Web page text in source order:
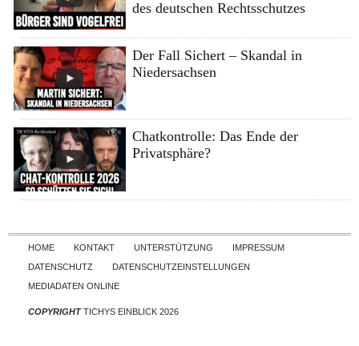
des deutschen Rechtsschutzes
Der Fall Sichert – Skandal in
Niedersachsen
Chatkontrolle: Das Ende der
Privatsphäre?
Skip to content
HOME KONTAKT UNTERSTÜTZUNG
IMPRESSUM
DATENSCHUTZ
DATENSCHUTZEINSTELLUNGEN
MEDIADATEN ONLINE
COPYRIGHTTICHYS EINBLICK 2026